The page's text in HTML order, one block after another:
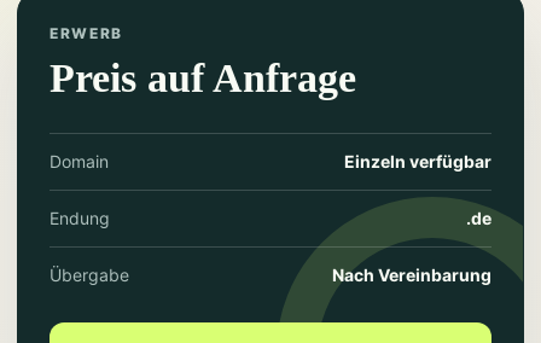
ERWERB
Preis auf Anfrage
Domain Einzeln verfügbar
Endung .de
Übergabe Nach Vereinbarung